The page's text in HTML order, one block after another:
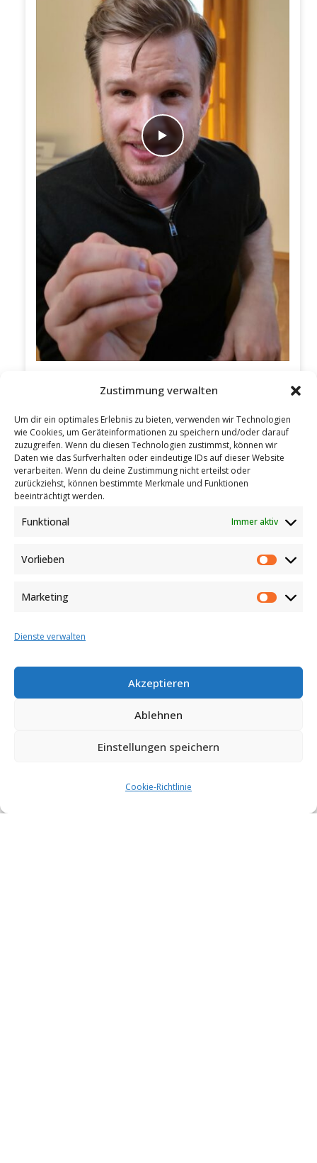
Zustimmung verwalten
Um dir ein optimales Erlebnis zu bieten, verwenden wir Technologien
wie Cookies, um Geräteinformationen zu speichern und/oder darauf
zuzugreifen. Wenn du diesen Technologien zustimmst, können wir
Daten wie das Surfverhalten oder eindeutige IDs auf dieser Website
verarbeiten. Wenn du deine Zustimmung nicht erteilst oder
zurückziehst, können bestimmte Merkmale und Funktionen
beeinträchtigt werden.
Funktional Immer aktiv
Vorlieben
Marketing
Dienste verwalten
Akzeptieren
Ablehnen
Einstellungen speichern
Cookie-Richtlinie